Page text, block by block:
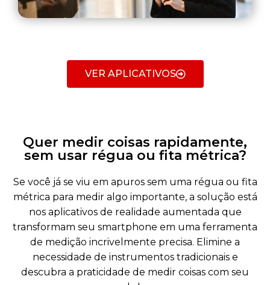
VER APLICATIVOS
Quer medir coisas rapidamente,
sem usar régua ou fita métrica?
Se você já se viu em apuros sem uma régua ou fita
métrica para medir algo importante, a solução está
nos aplicativos de realidade aumentada que
transformam seu smartphone em uma ferramenta
de medição incrivelmente precisa. Elimine a
necessidade de instrumentos tradicionais e
descubra a praticidade de medir coisas com seu